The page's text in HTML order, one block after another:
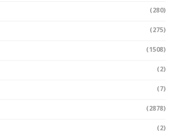
(280)
(275)
(1508)
(2)
(7)
(2878)
(2)